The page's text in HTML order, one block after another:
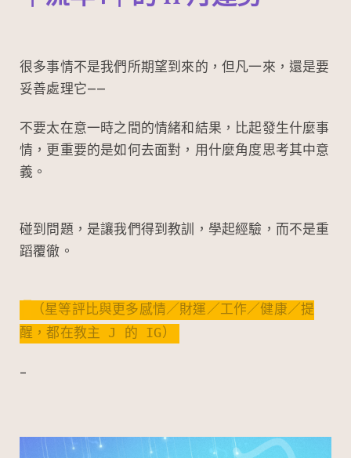
很多事情不是我們所期望到來的，但凡一來，還是要
妥善處理它——
不要太在意一時之間的情緒和結果，比起發生什麼事
情，更重要的是如何去面對，用什麼角度思考其中意
義。
碰到問題，是讓我們得到教訓，學起經驗，而不是重
蹈覆徹。
（星等評比與更多感情／財運／工作／健康／提
醒，都在教主 J 的 IG）
–